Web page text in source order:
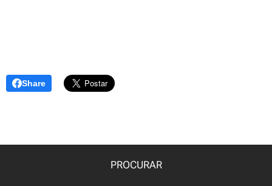
Share
PROCURAR